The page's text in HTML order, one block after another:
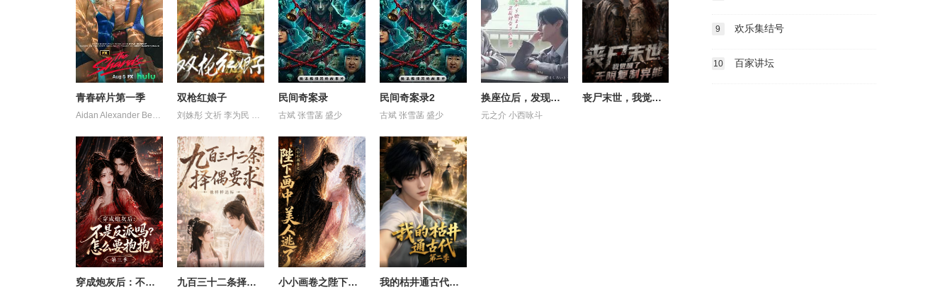
青春碎片第一季
Aidan Alexander Bella Constantine Cortés Jameson Jordan Malahias Roth Sierra Skye Stoliar Valdes 丹尼尔·戴尔 伊格比·里格尼 克里斯·康纳 凯雅·基伯 埃文·蕾切尔·伍德 格拉汉姆·坎贝尔 海斯·华纳 荷默·基尔 韦斯·本特利
双枪红娘子
刘姝彤 文祈 李为民 王品一 王岗岗 王程 谢宁 邱晨阳 陈之辉 魏兆雄
民间奇案录
古斌 张雪菡 盛少
民间奇案录2
古斌 张雪菡 盛少
换座位后，发现身后的男生好像喜欢我
元之介 小西咏斗
丧尸末世，我觉醒了无限复制异能
穿成炮灰后：不是反派吗？怎么要抱抱第三季 九百三十二条择偶要求，他样样达标 小小画卷之陛下画中美人逃了 我的枯井通古代第二季
9 欢乐集结号
10 百家讲坛